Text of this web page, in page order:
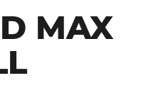
MAX